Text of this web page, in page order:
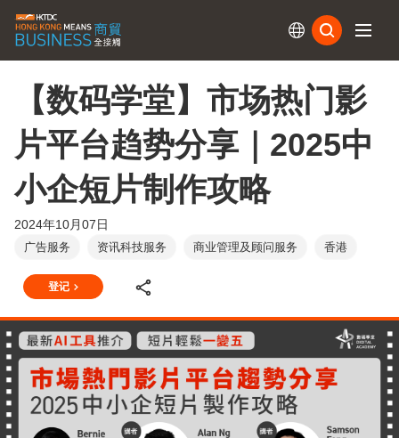
【数码学堂】市场热门影
片平台趋势分享｜2025中
小企短片制作攻略
2024年10月07日
广告服务 资讯科技服务 商业管理及顾问服务 香港
登记